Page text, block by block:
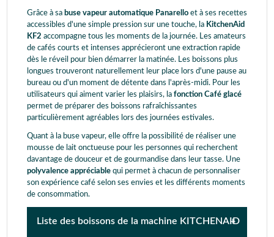
Grâce à sa buse vapeur automatique Panarello et à ses recettes
accessibles d'une simple pression sur une touche, la KitchenAid
KF2 accompagne tous les moments de la journée. Les amateurs
de cafés courts et intenses apprécieront une extraction rapide
dès le réveil pour bien démarrer la matinée. Les boissons plus
longues trouveront naturellement leur place lors d'une pause au
bureau ou d'un moment de détente dans l'après-midi. Pour les
utilisateurs qui aiment varier les plaisirs, la fonction Café glacé
permet de préparer des boissons rafraîchissantes
particulièrement agréables lors des journées estivales.
Quant à la buse vapeur, elle offre la possibilité de réaliser une
mousse de lait onctueuse pour les personnes qui recherchent
davantage de douceur et de gourmandise dans leur tasse. Une
polyvalence appréciable qui permet à chacun de personnaliser
son expérience café selon ses envies et les différents moments
de consommation.
Liste des boissons de la machine KITCHENAID